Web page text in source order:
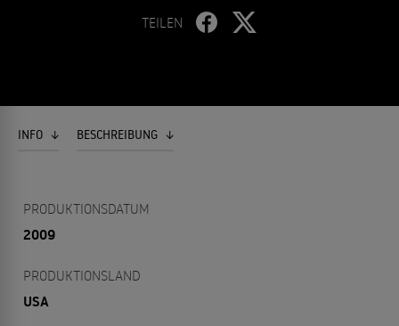
TEILEN
INFO BESCHREIBUNG
PRODUKTIONSDATUM
2009
PRODUKTIONSLAND
USA